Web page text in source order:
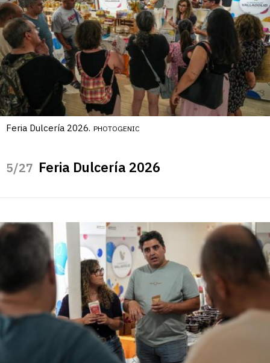
Feria Dulcería 2026. PHOTOGENIC
/27 Feria Dulcería 2026